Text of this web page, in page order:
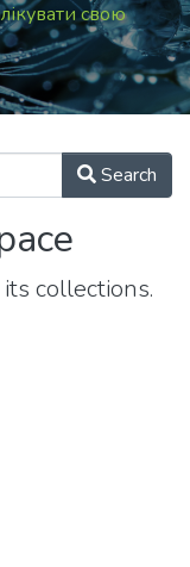
свою
Search
collections.